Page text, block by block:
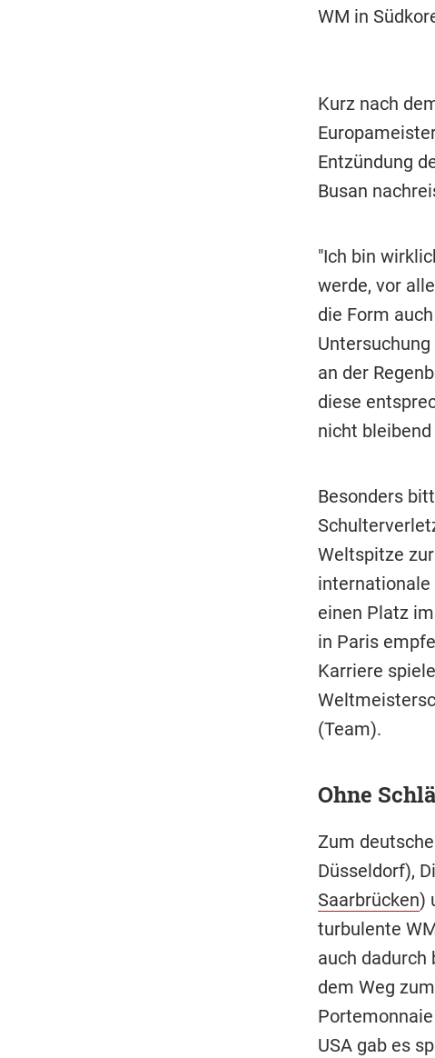
WM in
Kurz nach
Entzündung
Busan
"Ich bin
werde, vor
die Form
an der
diese
nicht
Besonders
Weltspitze
internationale
einen Platz
in Paris
Karriere
(Team).
Ohne
Zum
Düsseldorf),
Saarbrücken)
turbulente
auch
dem Weg
USA gab es